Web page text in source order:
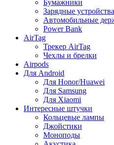
Бумажники
Зарядные устройства
Автомобильные
Power Bank
AirTag
Трекер AirTag
Чехлы и брелки
Airpods
Для Android
Для Honor/Huawei
Для Samsung
Для Xiaomi
Интересные штучки
Кольцевые лампы
Джойстики
Моноподы